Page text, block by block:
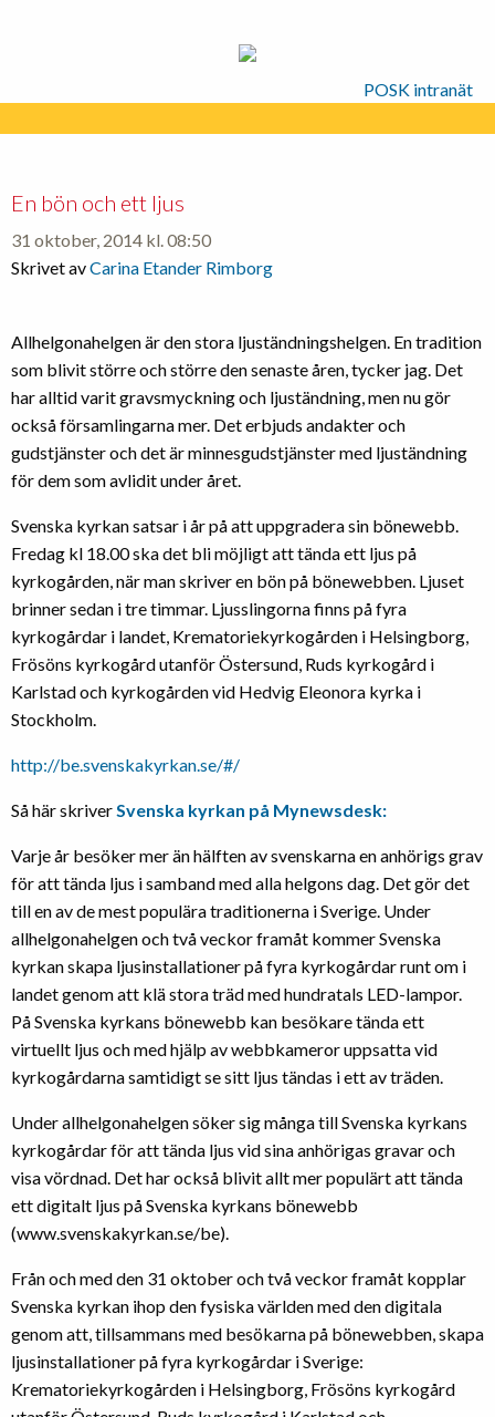
POSK intranät
En bön och ett ljus
31 oktober, 2014 kl. 08:50
Skrivet avCarina Etander Rimborg
Allhelgonahelgen är den stora ljuständningshelgen. En tradition
som blivit större och större den senaste åren, tycker jag. Det
har alltid varit gravsmyckning och ljuständning, men nu gör
också församlingarna mer. Det erbjuds andakter och
gudstjänster och det är minnesgudstjänster med ljuständning
för dem som avlidit under året.
Svenska kyrkan satsar i år på att uppgradera sin bönewebb.
Fredag kl 18.00 ska det bli möjligt att tända ett ljus på
kyrkogården, när man skriver en bön på bönewebben. Ljuset
brinner sedan i tre timmar. Ljusslingorna finns på fyra
kyrkogårdar i landet, Krematoriekyrkogården i Helsingborg,
Frösöns kyrkogård utanför Östersund, Ruds kyrkogård i
Karlstad och kyrkogården vid Hedvig Eleonora kyrka i
Stockholm.
http://be.svenskakyrkan.se/#/
Så här skriverSvenska kyrkan på Mynewsdesk:
Varje år besöker mer än hälften av svenskarna en anhörigs grav
för att tända ljus i samband med alla helgons dag. Det gör det
till en av de mest populära traditionerna i Sverige. Under
allhelgonahelgen och två veckor framåt kommer Svenska
kyrkan skapa ljusinstallationer på fyra kyrkogårdar runt om i
landet genom att klä stora träd med hundratals LED-lampor.
På Svenska kyrkans bönewebb kan besökare tända ett
virtuellt ljus och med hjälp av webbkameror uppsatta vid
kyrkogårdarna samtidigt se sitt ljus tändas i ett av träden.
Under allhelgonahelgen söker sig många till Svenska kyrkans
kyrkogårdar för att tända ljus vid sina anhörigas gravar och
visa vördnad. Det har också blivit allt mer populärt att tända
ett digitalt ljus på Svenska kyrkans bönewebb
(www.svenskakyrkan.se/be).
Från och med den 31 oktober och två veckor framåt kopplar
Svenska kyrkan ihop den fysiska världen med den digitala
genom att, tillsammans med besökarna på bönewebben, skapa
ljusinstallationer på fyra kyrkogårdar i Sverige:
Krematoriekyrkogården i Helsingborg, Frösöns kyrkogård